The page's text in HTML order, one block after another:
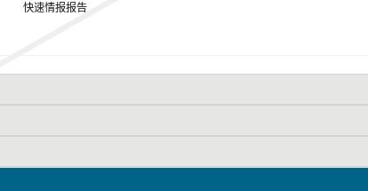
快速情报报告